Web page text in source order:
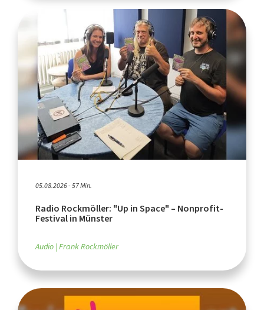
05.08.2026 - 57 Min.
Radio Rockmöller: "Up in Space" – Nonprofit-
Festival in Münster
Audio Frank Rockmöller